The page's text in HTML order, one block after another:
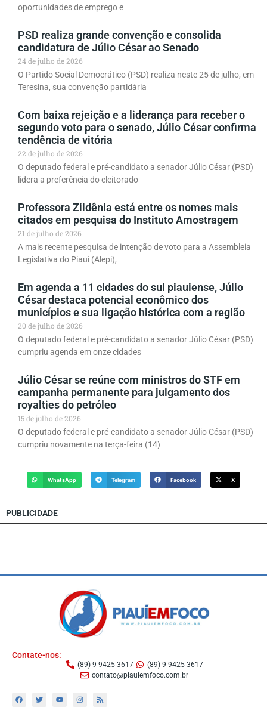
oportunidades de emprego e
PSD realiza grande convenção e consolida
candidatura de Júlio César ao Senado
24 de julho de 2026
O Partido Social Democrático (PSD) realiza neste 25 de julho, em
Teresina, sua convenção partidária
Com baixa rejeição e a liderança para receber o
segundo voto para o senado, Júlio César confirma
tendência de vitória
22 de julho de 2026
O deputado federal e pré-candidato a senador Júlio César (PSD)
lidera a preferência do eleitorado
Professora Zildênia está entre os nomes mais
citados em pesquisa do Instituto Amostragem
21 de julho de 2026
A mais recente pesquisa de intenção de voto para a Assembleia
Legislativa do Piauí (Alepi),
Em agenda a 11 cidades do sul piauiense, Júlio
César destaca potencial econômico dos
municípios e sua ligação histórica com a região
20 de julho de 2026
O deputado federal e pré-candidato a senador Júlio César (PSD)
cumpriu agenda em onze cidades
Júlio César se reúne com ministros do STF em
campanha permanente para julgamento dos
royalties do petróleo
15 de julho de 2026
O deputado federal e pré-candidato a senador Júlio César (PSD)
cumpriu novamente na terça-feira (14)
WhatsApp Telegram Facebook X
PUBLICIDADE
Contate-nos:
(89) 9 9425-3617
(89) 9 9425-3617
contato@piauiemfoco.com.br